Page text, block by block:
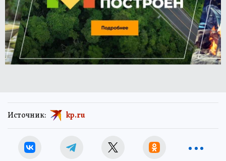
Источник: kp.ru